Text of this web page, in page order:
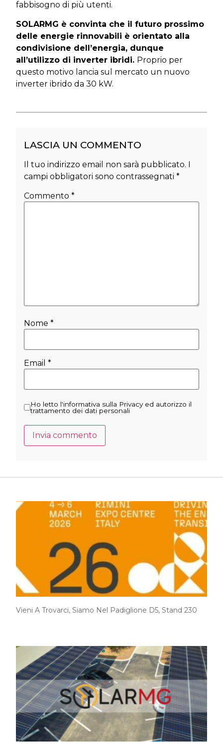
fabbisogno di più utenti.
SOLARMG è convinta che il futuro prossimo
delle energie rinnovabili è orientato alla
condivisione dell’energia, dunque
all’utilizzo di inverter ibridi. Proprio per
questo motivo lancia sul mercato un nuovo
inverter ibrido da 30 kW.
LASCIA UN COMMENTO
Il tuo indirizzo email non sarà pubblicato. I
campi obbligatori sono contrassegnati *
Commento *
Nome *
Email *
Ho letto l'informativa sulla Privacy ed autorizzo il
trattamento dei dati personali
Vieni A Trovarci, Siamo Nel Padiglione D5, Stand 230